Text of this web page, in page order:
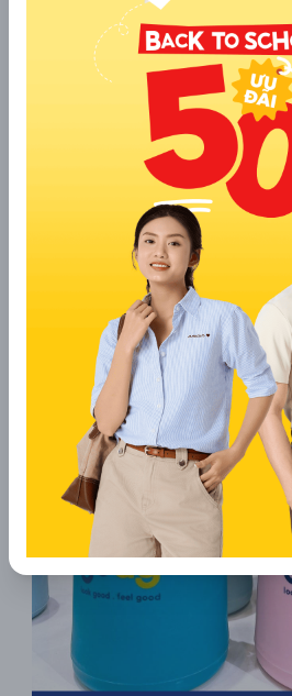
3. Hướng Dẫn Nhận Quà
Để không bỏ lỡ phần quà yêu thích,
các bước đơn giản sau:
Ghé ngay cửa hàng
thời gian khai trương.
Liên hệ nhân viên cửa
đăng ký nhận quà (hoặc thực
Fanpage: Viết "Nhận quà" và
Nhận quà liền tay và